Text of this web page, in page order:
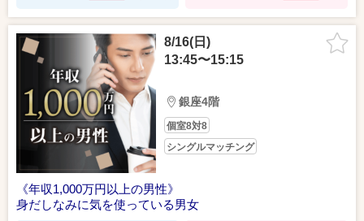
8/16(日)
13:45〜15:15
銀座4階
個室8対8
シングルマッチング
《年収1,000万円以上の男性》
身だしなみに気を使っている男女